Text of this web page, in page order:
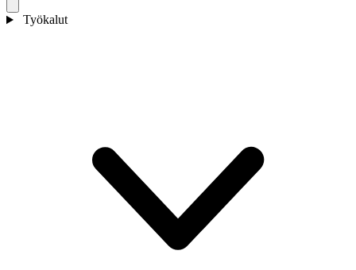
Työkalut